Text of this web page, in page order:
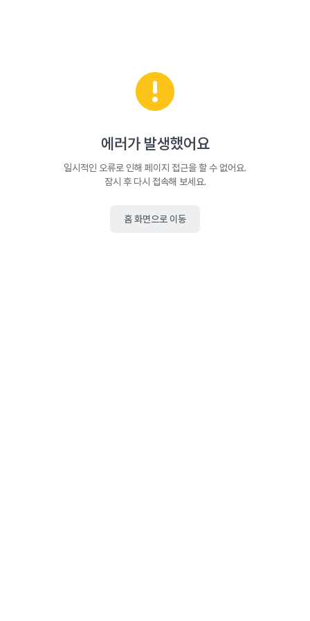
에러가 발생했어요
일시적인 오류로 인해 페이지 접근을 할 수 없어요.
잠시 후 다시 접속해 보세요.
홈 화면으로 이동